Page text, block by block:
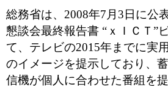
総務省は、2008年7月3日に公
懇談会最終報告書 “ｘＩＣＴ”
て、テレビの2015年までに実
のイメージを提示しており、
信機が個人に合わせた番組を